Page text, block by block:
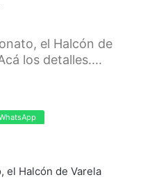
el Halcón de
los detalles....
el Halcón de Varela